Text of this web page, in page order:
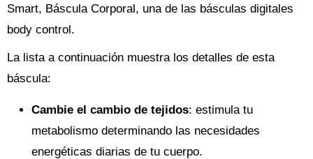
Smart, Báscula Corporal, una de las básculas digitales
body control.
La lista a continuación muestra los detalles de esta
báscula:
Cambie el cambio de tejidos: estimula tu
metabolismo determinando las necesidades
energéticas diarias de tu cuerpo.